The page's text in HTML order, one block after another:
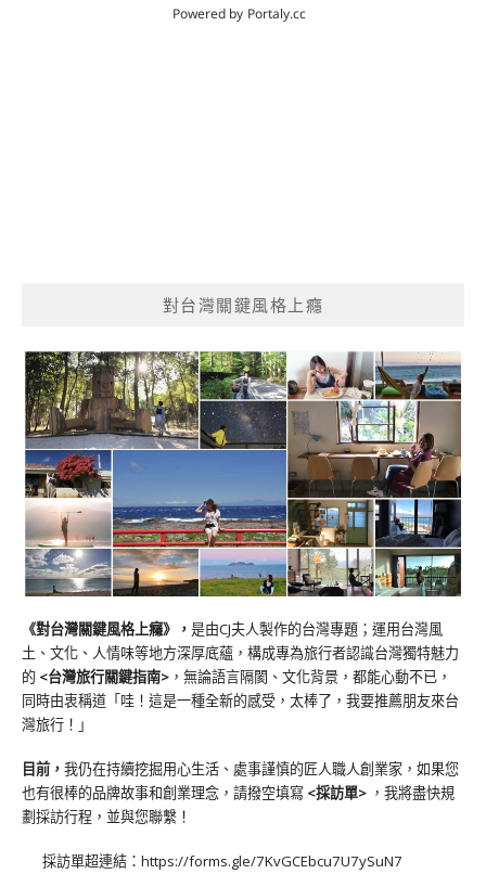
對台灣關鍵風格上癮
《對台灣關鍵風格上癮》 ， 是由CJ夫人製作的台灣專題；運用台灣風
土、文化、人情味等地方深厚底蘊，構成專為旅行者認識台灣獨特魅力
的 <台灣旅行關鍵指南> ，無論語言隔閡、文化背景，都能心動不已，
同時由衷稱道「哇！這是一種全新的感受，太棒了，我要推薦朋友來台
灣旅行！」
目前， 我仍在持續挖掘用心生活、處事謹慎的匠人職人創業家，如果您
也有很棒的品牌故事和創業理念，請撥空填寫 <採訪單> ，我將盡快規
劃採訪行程，並與您聯繫！
採訪單超連結： https://forms.gle/7KvGCEbcu7U7ySuN7